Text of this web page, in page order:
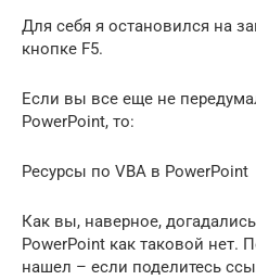
Для себя я остановился на
кнопке F5.
Если вы все еще не
PowerPoint, то:
Ресурсы по VBA в PowerPoint
Как вы, наверное,
PowerPoint как таковой нет.
нашел – если поделитесь